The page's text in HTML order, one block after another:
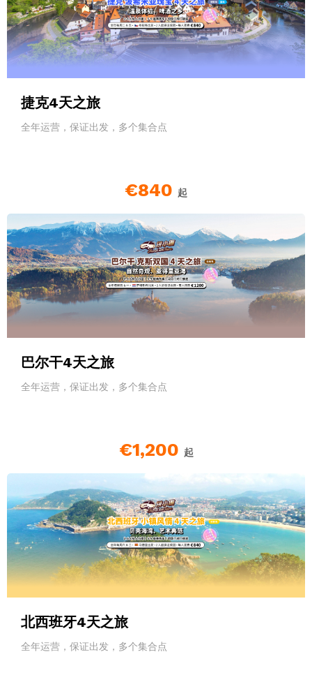
捷克4天之旅
全年运营，保证出发，多个集合点
€840 起
巴尔干4天之旅
全年运营，保证出发，多个集合点
€1,200 起
北西班牙4天之旅
全年运营，保证出发，多个集合点